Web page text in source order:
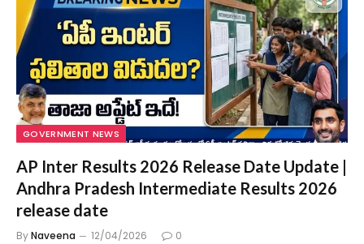
GOVERNMENT NEWS
AP Inter Results 2026 Release Date Update |
Andhra Pradesh Intermediate Results 2026
release date
ByNaveena 12/04/2026 0